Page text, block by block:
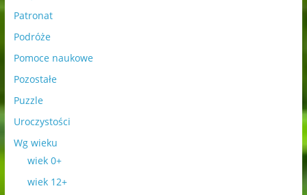
Patronat
Podróże
Pomoce naukowe
Pozostałe
Puzzle
Uroczystości
Wg wieku
wiek 0+
wiek 12+